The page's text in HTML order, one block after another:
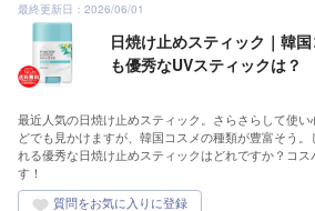
最終更新日：2026/06/01
日焼け止めスティック｜韓
も優秀なUVスティックは？
最近人気の日焼け止めスティック。さらさらして使
どでも見かけますが、韓国コスメの種類が豊富そう。
れる優秀な日焼け止めスティックはどれですか？コ
す！